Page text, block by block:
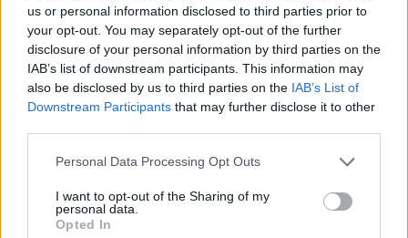
us or personal information disclosed to third parties prior to
your opt-out. You may separately opt-out of the further
disclosure of your personal information by third parties on the
IAB’s list of downstream participants. This information may
also be disclosed by us to third parties on the IAB’s List of
Downstream Participants that may further disclose it to other
Personal Data Processing Opt Outs
I want to opt-out of the Sharing of my
personal data.
Opted In